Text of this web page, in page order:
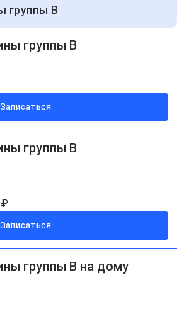
группы B
группы B
Записаться
группы B
₽
Записаться
группы B на дому